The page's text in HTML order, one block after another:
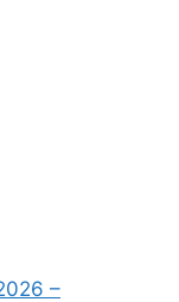
2025 yang
lampiran
berikut.
Proton
web
–